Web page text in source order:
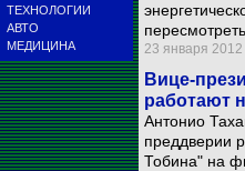
ТЕХНОЛОГИИ
АВТО
МЕДИЦИНА
23 января 2012
Вице-
работают
Антонио
преддверии
Тобина" на